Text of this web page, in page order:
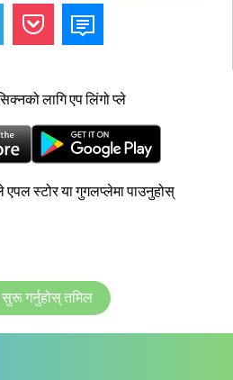
लागि एप लिंगो प्ले
एपल स्टोर या गुगलप्लेमा पाउनुहोस्
गर्नुहोस् तमिल